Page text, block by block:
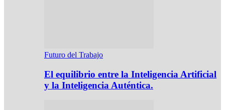
Futuro del Trabajo
El equilibrio entre la Inteligencia Artificial
y la Inteligencia Auténtica.